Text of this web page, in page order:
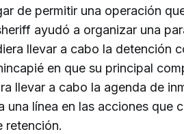
de permitir una operación
ayudó a organizar una
llevar a cabo la detención
en que su principal
llevar a cabo la agenda de
una línea en las acciones que
retención.